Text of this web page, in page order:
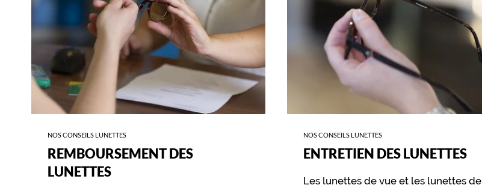
NOS CONSEILS LUNETTES
REMBOURSEMENT DES
LUNETTES
NOS CONSEILS LUNETTES
ENTRETIEN DES LUNETTES
Les lunettes de vue et les lunettes de